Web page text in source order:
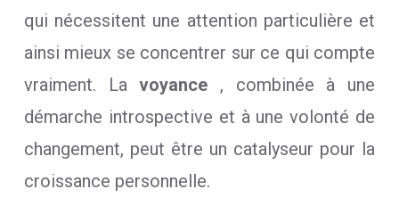
qui nécessitent une attention particulière et
ainsi mieux se concentrer sur ce qui compte
vraiment. Lavoyance , combinée à une
démarche introspective et à une volonté de
changement, peut être un catalyseur pour la
croissance personnelle.